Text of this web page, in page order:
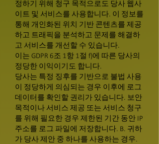
정하기 위해 청구 목적으로도 당사 웹사
이트 및 서비스를 사용합니다. 이 정보를
통해 개인화된 위치 기반 콘텐츠를 제공
하고 트래픽을 분석하고 문제를 해결하
고 서비스를 개선할 수 있습니다.
이는 GDPR 6조 1항 1절 f)에 따른 당사의
정당한 이익이기도 합니다.
당사는 특정 징후를 기반으로 불법 사용
이 정당하게 의심되는 경우 이후에 로그
데이터를 확인할 권리가 있습니다. 보안
목적이나 서비스 제공 또는 서비스 청구
를 위해 필요한 경우 제한된 기간 동안 IP
주소를 로그 파일에 저장합니다. B. 귀하
가 당사 제안 중 하나를 사용하는 경우.